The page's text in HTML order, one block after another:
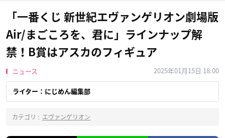
「一番くじ 新世紀エヴァンゲリオン劇場版
Air/まごころを、君に」ラインナップ解
禁！B賞はアスカのフィギュア
ニュース 2025年01月15日 18:00
ライター：にじめん編集部
カテゴリ : エヴァンゲリオン